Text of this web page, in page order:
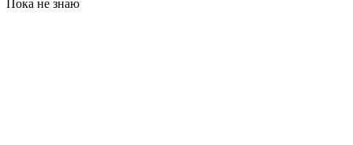
Пока не знаю